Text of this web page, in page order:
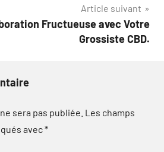
Article suivant
Fructueuse avec Votre
Grossiste CBD.
sera pas publiée. Les champs
avec*